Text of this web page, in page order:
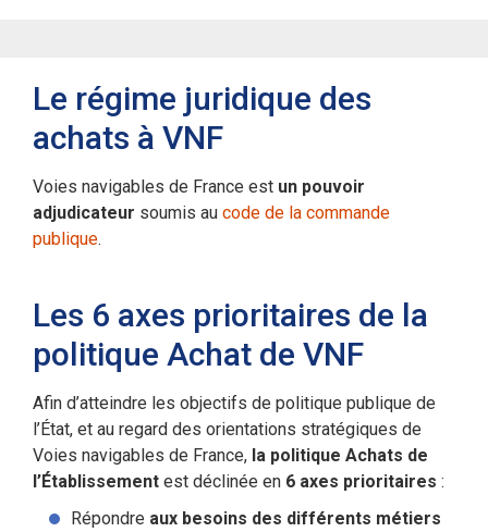
Le régime juridique des
achats à VNF
Voies navigables de France est un pouvoir
adjudicateur soumis au code de la commande
publique.
Les 6 axes prioritaires de la
politique Achat de VNF
Afin d’atteindre les objectifs de politique publique de
l’État, et au regard des orientations stratégiques de
Voies navigables de France, la politique Achats de
l’Établissement est déclinée en 6 axes prioritaires :
Répondre aux besoins des différents métiers